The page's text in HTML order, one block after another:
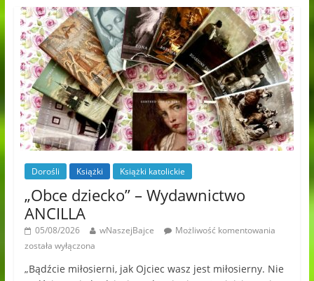
Dorośli Książki Książki katolickie
„Obce dziecko” – Wydawnictwo
ANCILLA
05/08/2026 wNaszejBajce
Możliwość komentowania
została wyłączona
„Bądźcie miłosierni, jak Ojciec wasz jest miłosierny. Nie